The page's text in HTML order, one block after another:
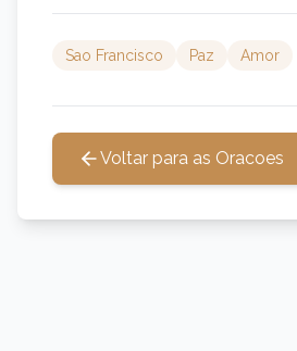
Sao Francisco Paz Amor
Voltar para as Oracoes